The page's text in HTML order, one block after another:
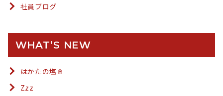
社員ブログ
WHAT’S NEW
はかたの塩🧂
Zzz